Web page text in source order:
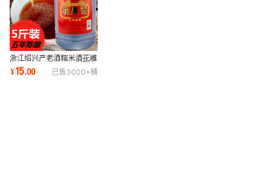
浙江绍兴产老酒糯米酒花雕
酒绍兴加饭酒黄酒5斤桶装
2500ml绍兴
¥15.00 已售3000+桶